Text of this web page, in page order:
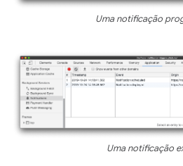
Uma notificação
Uma notificação